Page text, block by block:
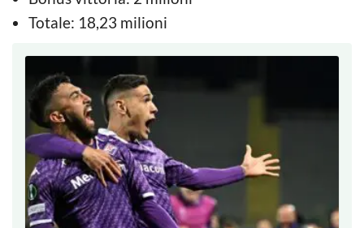
Totale: 18,23 milioni